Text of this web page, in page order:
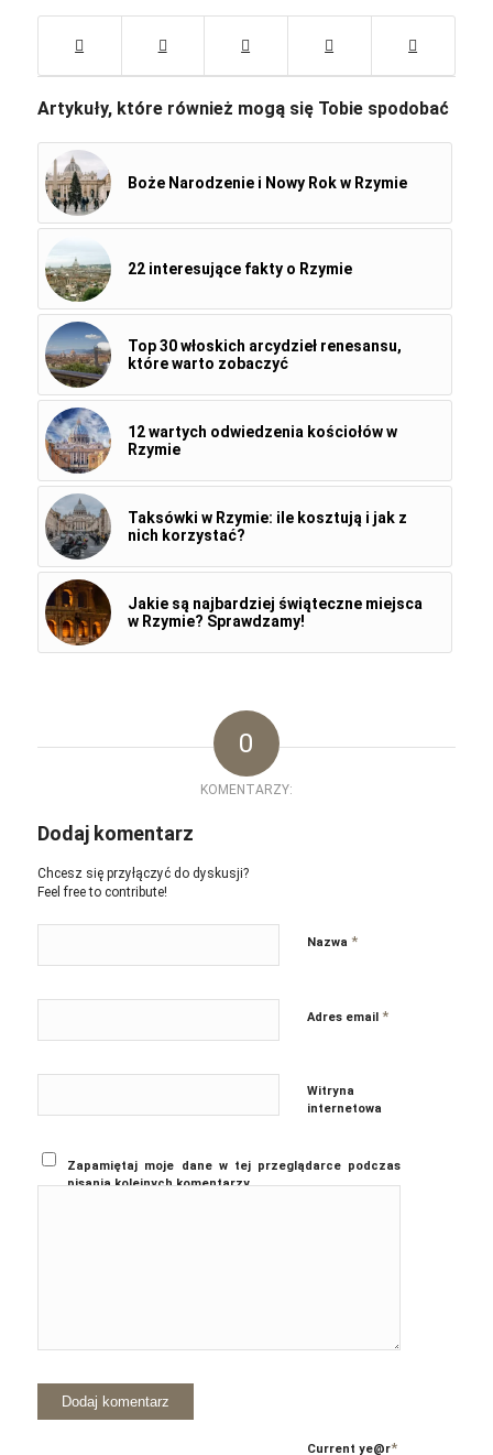
Artykuły, które również mogą się Tobie spodobać
Boże Narodzenie i Nowy Rok w Rzymie
22 interesujące fakty o Rzymie
Top 30 włoskich arcydzieł renesansu,
które warto zobaczyć
12 wartych odwiedzenia kościołów w
Rzymie
Taksówki w Rzymie: ile kosztują i jak z
nich korzystać?
Jakie są najbardziej świąteczne miejsca
w Rzymie? Sprawdzamy!
0
KOMENTARZY:
Dodaj komentarz
Chcesz się przyłączyć do dyskusji?
Feel free to contribute!
Nazwa *
Adres email *
Witryna
internetowa
Zapamiętaj moje dane w tej przeglądarce podczas
pisania kolejnych komentarzy.
Current ye@r*